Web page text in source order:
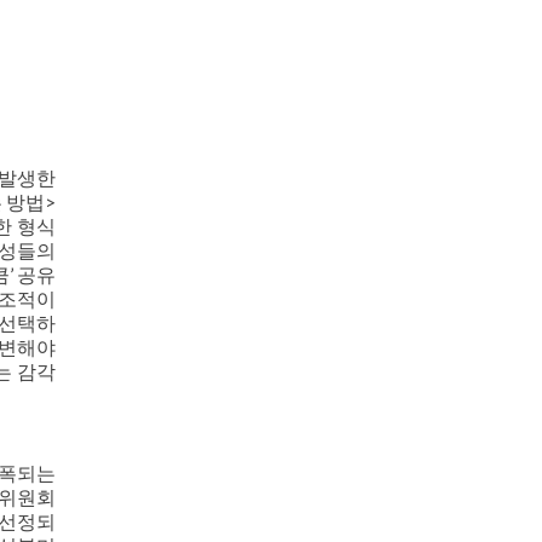
생한
방법>
형식
들의
공유
적이
택하
해야
감각
되는
원회
정되